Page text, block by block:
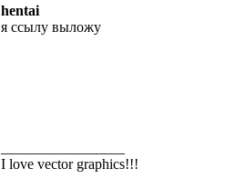
hentai
я ссылу выложу
I love vector graphics!!!